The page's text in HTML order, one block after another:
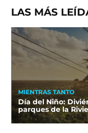
LAS MÁS
MIENTRAS TANTO
Día del Niño:
parques de la